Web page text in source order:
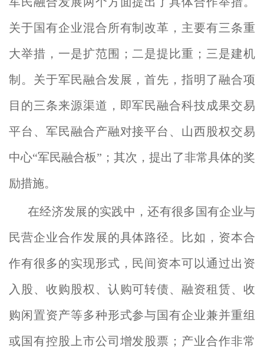
关于国有企业混合所有制改革，主要有三条重
大举措，一是扩范围；二是提比重；三是建机
制。关于军民融合发展，首先，指明了融合项
目的三条来源渠道，即军民融合科技成果交易
平台、军民融合产融对接平台、山西股权交易
中心“军民融合板”；其次，提出了非常具体的奖
励措施。
在经济发展的实践中，还有很多国有企业与
民营企业合作发展的具体路径。比如，资本合
作有很多的实现形式，民间资本可以通过出资
入股、收购股权、认购可转债、融资租赁、收
购闲置资产等多种形式参与国有企业兼并重组
或国有控股上市公司增发股票；产业合作非常